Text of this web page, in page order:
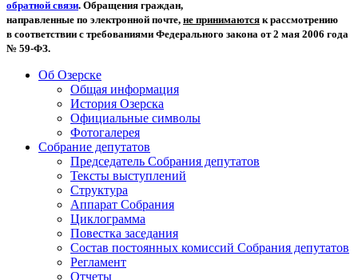
обратной связи. Обращения граждан,
направленные по электронной почте, не принимаются к рассмотрению
в соответствии с требованиями Федерального закона от 2 мая 2006 года
№ 59-ФЗ.
Об Озерске
Общая информация
История Озерска
Официальные символы
Фотогалерея
Собрание депутатов
Председатель Собрания депутатов
Тексты выступлений
Структура
Аппарат Собрания
Циклограмма
Повестка заседания
Состав постоянных комиссий Собрания депутатов
Регламент
Отчеты